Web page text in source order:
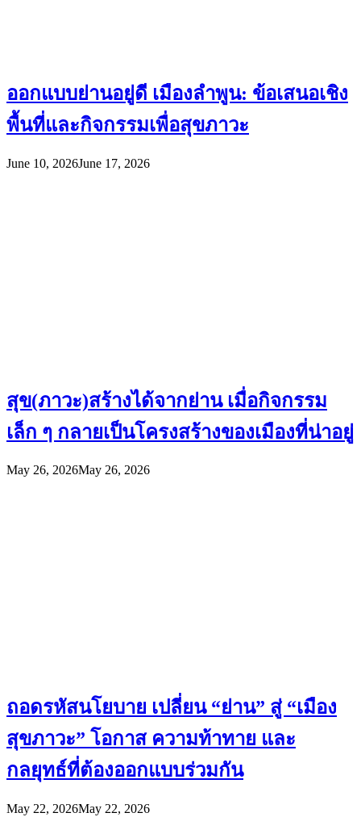
ออกแบบย่านอยู่ดี เมืองลำพูน: ข้อเสนอเชิง
พื้นที่และกิจกรรมเพื่อสุขภาวะ
June 10, 2026June 17, 2026
สุข(ภาวะ)สร้างได้จากย่าน เมื่อกิจกรรม
เล็ก ๆ กลายเป็นโครงสร้างของเมืองที่น่าอยู่
May 26, 2026May 26, 2026
ถอดรหัสนโยบาย เปลี่ยน “ย่าน” สู่ “เมือง
สุขภาวะ” โอกาส ความท้าทาย และ
กลยุทธ์ที่ต้องออกแบบร่วมกัน
May 22, 2026May 22, 2026